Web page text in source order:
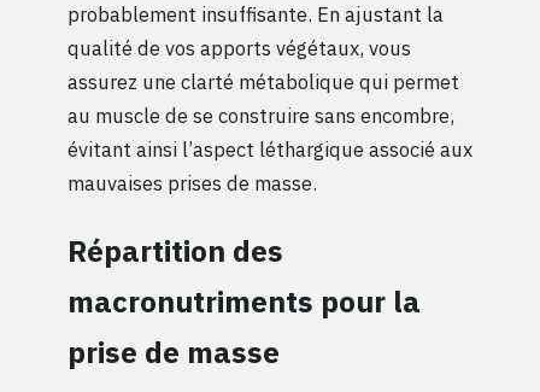
probablement insuffisante. En ajustant la
qualité de vos apports végétaux, vous
assurez une clarté métabolique qui permet
au muscle de se construire sans encombre,
évitant ainsi l’aspect léthargique associé aux
mauvaises prises de masse.
Répartition des
macronutriments pour la
prise de masse